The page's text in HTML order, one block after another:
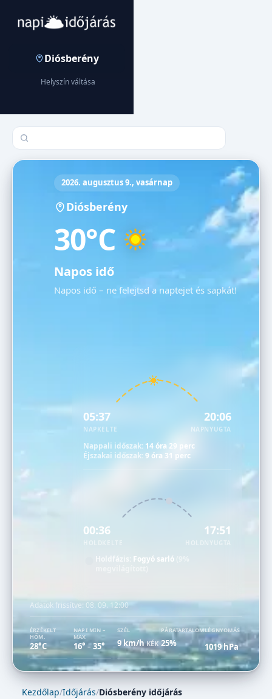
Diósberény
Helyszín váltása
Település keresése
2026. augusztus 9., vasárnap
Diósberény
30°C
Napos idő
Napos idő – ne felejtsd a naptejet és sapkát!
05:37
NAPKELTE
20:06
NAPNYUGTA
Nappali időszak: 14 óra 29 perc
Éjszakai időszak:9 óra 31 perc
00:36 17:51
HOLDNYUGTA
Holdfázis: Fogyó sarló
Adatok frissítve: 08. 09. 12:00
ÉRZÉKELT
HŐM.
28°C
NAPI MIN –
MAX
16° –35°
SZÉL
9 km/hKÉK
PÁRATARTALOM
25%
LÉGNYOMÁS
1019 hPa
Kezdőlap/Időjárás/Diósberény időjárás